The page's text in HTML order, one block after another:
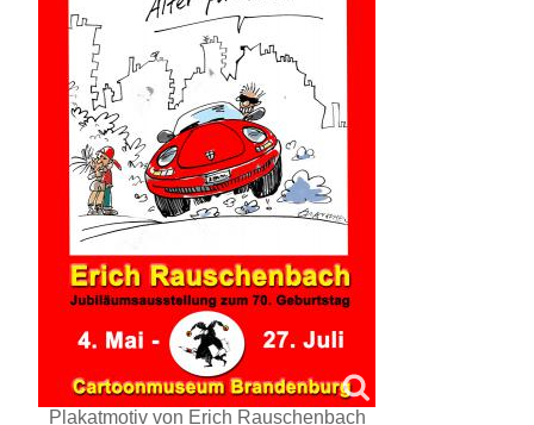
Plakatmotiv von Erich Rauschenbach